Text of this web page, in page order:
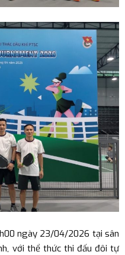
ngày 23/04/2026 tại sân
với thể thức thi đấu đôi tự